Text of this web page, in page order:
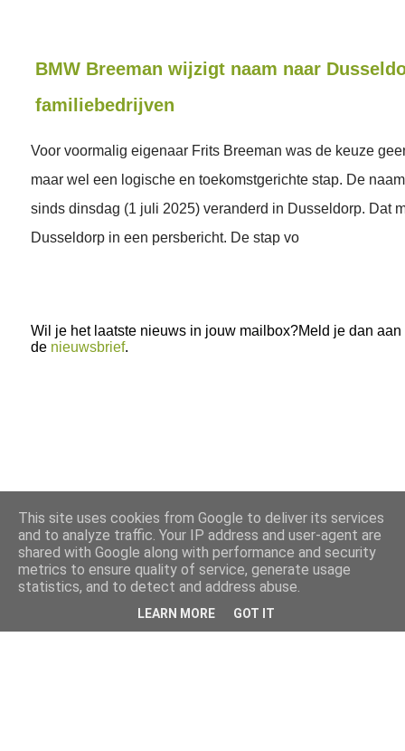
BMW Breeman wijzigt naam naar
familiebedrijven
Voor voormalig eigenaar Frits Breeman was de keuze
maar wel een logische en toekomstgerichte stap. De
sinds dinsdag (1 juli 2025) veranderd in Dusseldorp. Dat
Dusseldorp in een persbericht. De stap vo
Wil je het laatste nieuws in jouw mailbox?Meld je dan aan
de nieuwsbrief.
This site uses cookies from Google to deliver its services
and to analyze traffic. Your IP address and user-agent are
shared with Google along with performance and security
metrics to ensure quality of service, generate usage
statistics, and to detect and address abuse.
LEARN MORE GOT IT